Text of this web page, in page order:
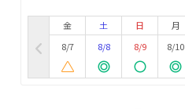
金
8/7
土
8/8
日
8/9
月
8/10